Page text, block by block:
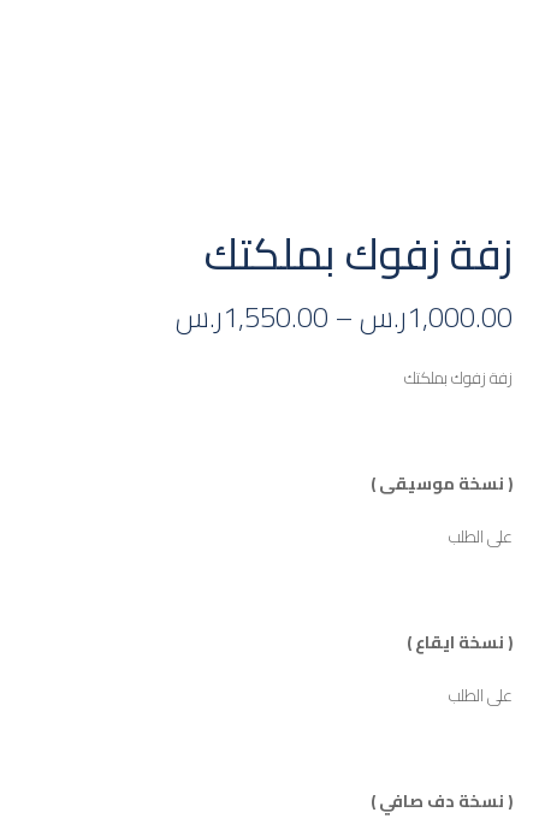
زفة زفوك بملكتك
1,000.00ر.س–
1,550.00ر.س
زفة زفوك بملكتك
( نسخة موسيقى )
على الطلب
( نسخة ايقاع )
على الطلب
( نسخة دف صافي )